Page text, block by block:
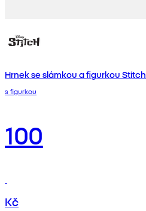
Hrnek se slámkou a figurkou Stitch
s figurkou
100
Kč